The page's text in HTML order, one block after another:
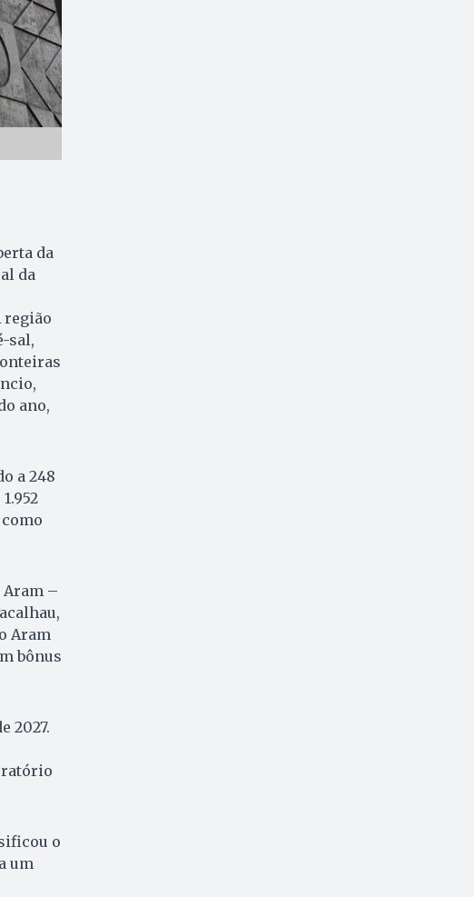
da
da
região
sal,
ano,
a 248
Aram –
Aram
bônus
2027.
o
um